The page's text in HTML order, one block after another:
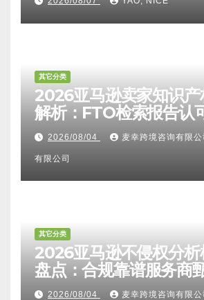
其它分类
2026亚马逊卖家知识产
解析：FTO检索报告认
比对区别、TRO应诉方
甄选避坑全攻略
2026/08/04 麦幸跨境咨询有限
有限公司
其它分类
2026亚马逊不侵权分析
盘点：合规靠谱服务商
避坑FAQ及标杆机构实
2026/08/04 麦幸跨境咨询有限